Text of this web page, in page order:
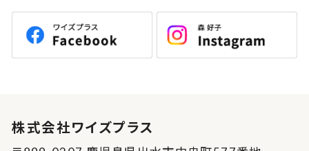
株式会社ワイズプラス